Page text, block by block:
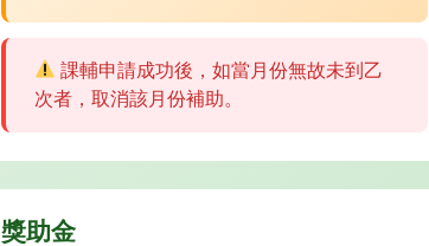
課輔申請成功後，如當月份無故未到乙
次者，取消該月份補助。
獎助金